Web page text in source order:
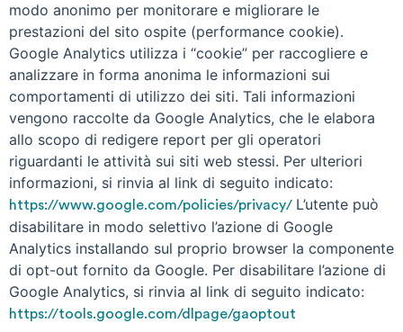
modo anonimo per monitorare e migliorare le
prestazioni del sito ospite (performance cookie).
Google Analytics utilizza i “cookie” per raccogliere e
analizzare in forma anonima le informazioni sui
comportamenti di utilizzo dei siti. Tali informazioni
vengono raccolte da Google Analytics, che le elabora
allo scopo di redigere report per gli operatori
riguardanti le attività sui siti web stessi. Per ulteriori
informazioni, si rinvia al link di seguito indicato:
https://www.google.com/policies/privacy/ L’utente può
disabilitare in modo selettivo l’azione di Google
Analytics installando sul proprio browser la componente
di opt-out fornito da Google. Per disabilitare l’azione di
Google Analytics, si rinvia al link di seguito indicato:
https://tools.google.com/dlpage/gaoptout